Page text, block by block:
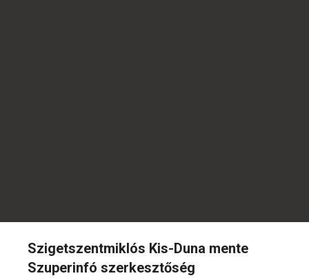
Szigetszentmiklós Kis-Duna mente
Szuperinfó szerkesztőség